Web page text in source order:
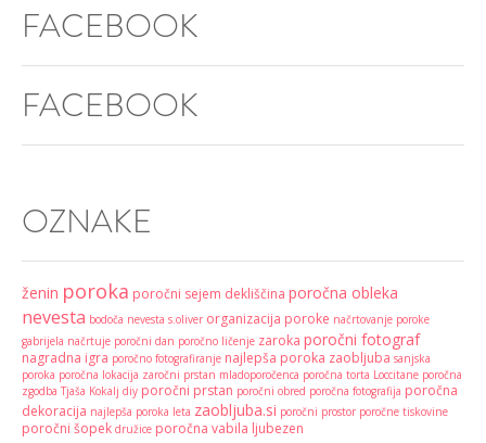
FACEBOOK
FACEBOOK
OZNAKE
ženin poroka poročni sejem dekliščina poročna obleka
nevesta bodoča nevesta s.oliver organizacija poroke načrtovanje poroke
gabrijela načrtuje poročni dan poročno ličenje zaroka poročni fotograf
nagradna igra poročno fotografiranje najlepša poroka zaobljuba sanjska
poroka poročna lokacija zaročni prstan mladoporočenca poročna torta Loccitane poročna
zgodba Tjaša Kokalj diy poročni prstan poročni obred poročna fotografija poročna
dekoracija najlepša poroka leta zaobljuba.si poročni prostor poročne tiskovine
poročni šopek družice poročna vabila ljubezen